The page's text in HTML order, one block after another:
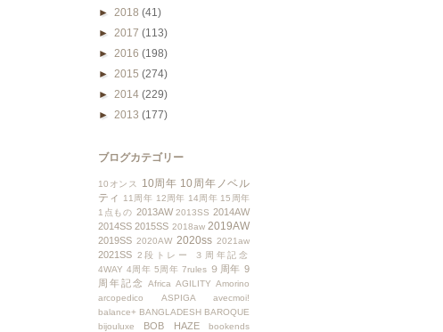
► 2018 (41)
► 2017 (113)
► 2016 (198)
► 2015 (274)
► 2014 (229)
► 2013 (177)
ブログカテゴリー
10オンス 10周年 10周年ノベル
ティ
11周年 12周年 14周年 15周年
1点もの 2013AW 2013SS 2014AW
2014SS 2015SS 2018aw 2019AW
2019SS 2020AW 2020ss 2021aw
2021SS 2段トレー
３周年記念
4WAY 4周年 5周年 7rules ９周年 9
周年記念
Africa AGILITY Amorino
arcopedico
ASPIGA
avecmoi!
balance+ BANGLADESH BAROQUE
bijouluxe
BOB HAZE
bookends